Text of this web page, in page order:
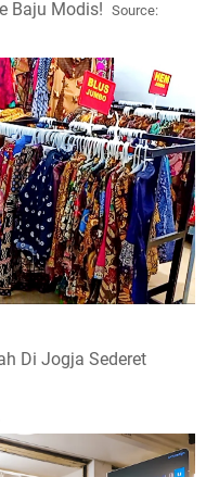
Source: